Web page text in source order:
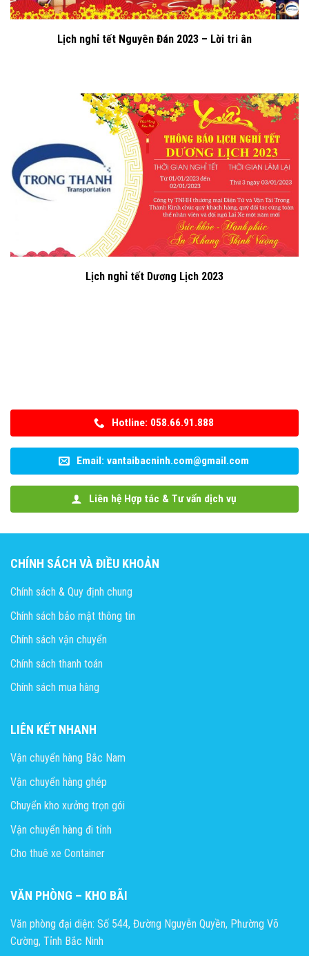
Lịch nghỉ tết Nguyên Đán 2023 – Lời tri ân
Lịch nghỉ tết Dương Lịch 2023
Hotline: 058.66.91.888
Email: vantaibacninh.com@gmail.com
Liên hệ Hợp tác & Tư vấn dịch vụ
CHÍNH SÁCH VÀ ĐIỀU KHOẢN
Chính sách & Quy định chung
Chính sách bảo mật thông tin
Chính sách vận chuyển
Chính sách thanh toán
Chính sách mua hàng
LIÊN KẾT NHANH
Vận chuyển hàng Bắc Nam
Vận chuyển hàng ghép
Chuyển kho xưởng trọn gói
Vận chuyển hàng đi tỉnh
Cho thuê xe Container
VĂN PHÒNG – KHO BÃI
Văn phòng đại diện: Số 544, Đường Nguyễn Quyền, Phường Võ
Cường, Tỉnh Bắc Ninh